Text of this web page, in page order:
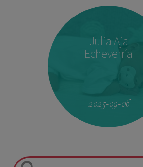
Julia Aja
Echeverría
2025-09-06